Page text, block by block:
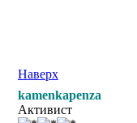
Наверх
kamenkapenza
Активист